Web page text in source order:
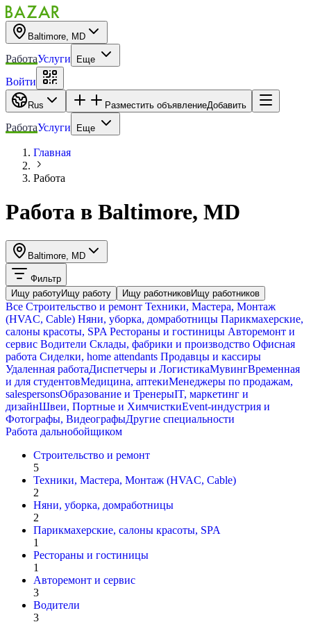
Baltimore, MD
РаботаУслуги Еще
Войти
Rus Разместить объявлениеДобавить
РаботаУслуги Еще
Главная
Работа
Работа в Baltimore, MD
Baltimore, MD
Фильтр
Ищу работуИщу работу Ищу работниковИщу работников
Все Строительство и ремонт Техники, Мастера, Монтаж
(HVAC, Cable) Няни, уборка, домработницы Парикмахерские,
салоны красоты, SPA Рестораны и гостиницы Авторемонт и
cервис Водители Склады, фабрики и производство Офисная
работа Сиделки, home attendants Продавцы и кассиры
Удаленная работаДиспетчеры и ЛогистикаМувингВременная
и для студентовМедицина, аптекиМенеджеры по продажам,
salespersonsОбразование и ТренерыIT, маркетинг и
дизайнШвеи, Портные и ХимчисткиEvent-индустрия и
Фотографы, ВидеографыДругие специальности
Работа дальнобойщиком
Строительство и ремонт
5
Техники, Мастера, Монтаж (HVAC, Cable)
2
Няни, уборка, домработницы
2
Парикмахерские, салоны красоты, SPA
1
Рестораны и гостиницы
1
Авторемонт и cервис
3
Водители
3